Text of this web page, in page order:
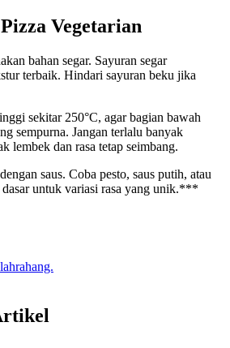
Vegetarian
bahan segar. Sayuran segar
terbaik. Hindari sayuran beku jika
sekitar 250°C, agar bagian bawah
sempurna. Jangan terlalu banyak
lembek dan rasa tetap seimbang.
saus. Coba pesto, saus putih, atau
dasar untuk variasi rasa yang unik.***